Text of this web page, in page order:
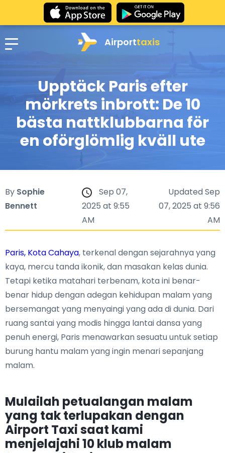
Airporttaxis
Upptäck Paris efter
mörkrets inbrott: De 10
bästa nattklubbarna för
en oförglömlig kväll ute
By Sophie
Bennett
Sep 07,
2025 at 9:55
AM
Updated Sep
07, 2025 at 9:56
AM
Paris, Kota Cahaya, terkenal dengan sejarahnya yang
kaya, mercu tanda ikonik, dan masakan kelas dunia.
Tetapi ketika matahari terbenam, kota ini benar-
benar hidup dengan adegan kehidupan malam yang
bersemangat yang menyaingi yang ada di dunia. Dari
ruang santai yang modis hingga lantai dansa yang
penuh energi, Paris menawarkan sesuatu untuk setiap
burung hantu malam yang ingin menari sepanjang
malam.
Mulailah petualangan malam
yang tak terlupakan dengan
Airport Taxi saat kami
menjelajahi 10 klub malam